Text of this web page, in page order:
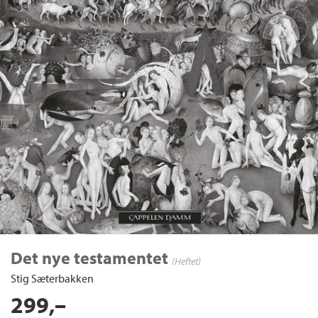
Det nye testamentet (Heftet)
Stig Sæterbakken
299,–